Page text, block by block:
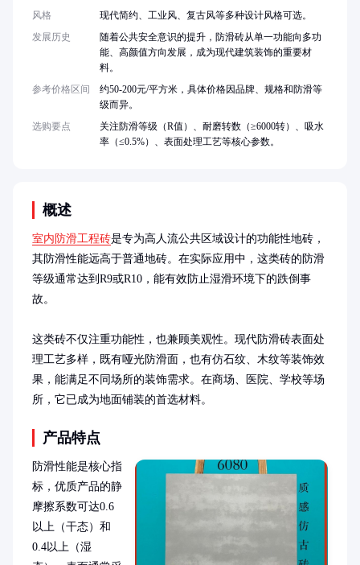
概述
室内防滑工程砖是专为高人流公共区域设计的功能性地砖，
其防滑性能远高于普通地砖。在实际应用中，这类砖的防滑
等级通常达到R9或R10，能有效防止湿滑环境下的跌倒事
故。
这类砖不仅注重功能性，也兼顾美观性。现代防滑砖表面处
理工艺多样，既有哑光防滑面，也有仿石纹、木纹等装饰效
果，能满足不同场所的装饰需求。在商场、医院、学校等场
所，它已成为地面铺装的首选材料。
产品特点
防滑性能是核心指
标，优质产品的静
摩擦系数可达0.6
以上（干态）和
0.4以上（湿
风格
现代简约、工业风、复古风等多种设计风格可选。
发展历史
随着公共安全意识的提升，防滑砖从单一功能向多功
能、高颜值方向发展，成为现代建筑装饰的重要材
料。
参考价格区间
约50-200元/平方米，具体价格因品牌、规格和防滑等
级而异。
选购要点
关注防滑等级（R值）、耐磨转数（≥6000转）、吸水
率（≤0.5%）、表面处理工艺等核心参数。